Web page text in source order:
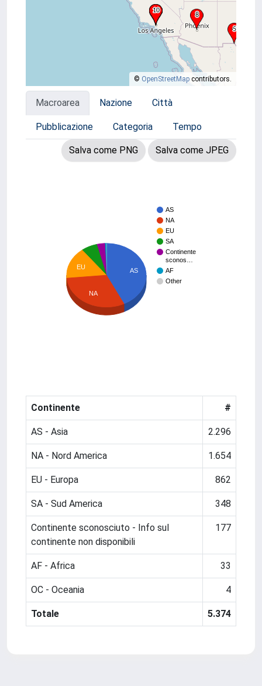
© OpenStreetMap contributors.
Macroarea Nazione Città
Pubblicazione Categoria Tempo
Salva come PNG Salva come JPEG
AS
NA
EU
SA
Continente
sconos…
AF
Other
AS
EU
NA
Continente #
AS - Asia 2.296
NA - Nord America 1.654
EU - Europa 862
SA - Sud America 348
Continente sconosciuto - Info sul
continente non disponibili
177
AF - Africa 33
OC - Oceania 4
Totale 5.374